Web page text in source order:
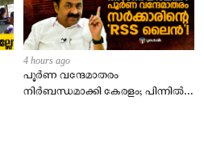
4 hours ago
പൂർണ വന്ദേമാതരം
നിർബന്ധമാക്കി കേരളം; പിന്നിൽ